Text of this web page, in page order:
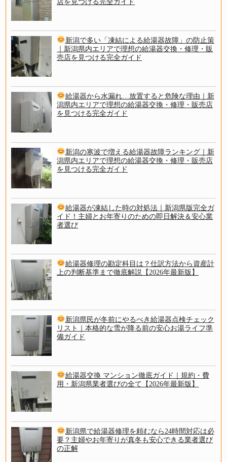
新潟で多い「凍結による給湯器故障」の防止策
｜新潟県内エリアで理想の給湯器交換・修理・販
売店を見つける完全ガイド
給湯器から水漏れ…放置すると危険な理由｜新
潟県内エリアで理想の給湯器交換・修理・販売店
を見つける完全ガイド
新潟の寒波で増える給湯器故障ランキング｜新
潟県内エリアで理想の給湯器交換・修理・販売店
を見つける完全ガイド
給湯器が凍結した時の対処法｜新潟県版完全ガ
イド！主婦とお年寄りのための即日解決＆安心業
者選び
給湯器修理の勘定科目は？仕訳方法から資産計
上の判断基準まで徹底解説【2026年最新版】
新潟県民が冬前にやるべき給湯器点検チェック
リスト｜本格的な雪が降る前の安心お湯ライフ準
備ガイド
給湯器交換 マンション徹底ガイド｜規約・費
用・新潟県業者選びの全て【2026年最新版】
新潟県で給湯器修理を頼むなら24時間対応は必
要？主婦やお年寄りが真冬も安心できる業者選び
の正解